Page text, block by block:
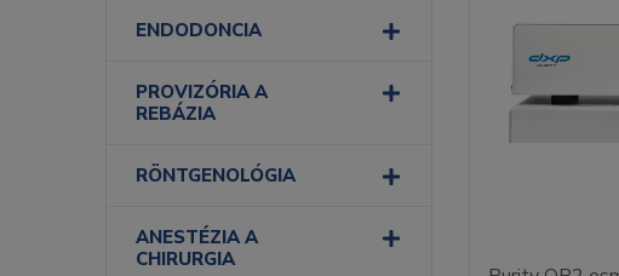
ENDODONCIA
PROVIZÓRIA A
REBÁZIA
RÖNTGENOLÓGIA
ANESTÉZIA A
CHIRURGIA